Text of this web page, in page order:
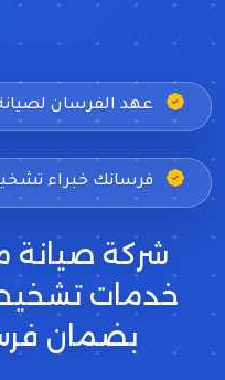
عهد الفرسان
فرسانك خبراء
شركة صيانة
خدمات
بضمان